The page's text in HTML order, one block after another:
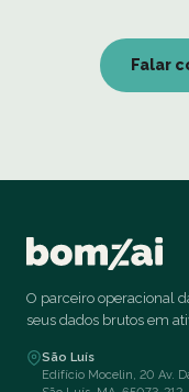
Falar
O parceiro operacional
seus dados brutos em
São Luís
Edifício Mocelin, 20 Av.